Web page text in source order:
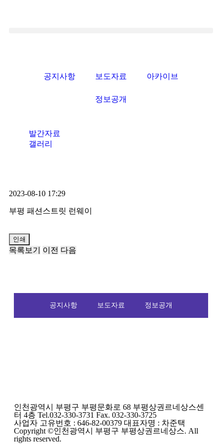
공지사항 보도자료 아카이브
정보공개
발간자료
갤러리
2023-08-10 17:29
부평 패션스트릿 런웨이
인쇄
목록보기 이전 다음
공지사항 보도자료 정보공개
인천광역시 부평구 부평문화로 68 부평상권르네상스센
터 4층 Tel.032-330-3731 Fax. 032-330-3725
사업자 고유번호 : 646-82-00379 대표자명 : 차준택
Copyright ©인천광역시 부평구 부평상권르네상스. All
rights reserved.